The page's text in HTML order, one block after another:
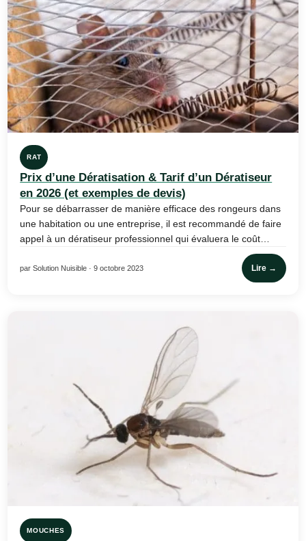
RAT
Prix d’une Dératisation & Tarif d’un Dératiseur
en 2026 (et exemples de devis)
Pour se débarrasser de manière efficace des rongeurs dans
une habitation ou une entreprise, il est recommandé de faire
appel à un dératiseur professionnel qui évaluera le coût…
par Solution Nuisible · 9 octobre 2023 Lire →
MOUCHES